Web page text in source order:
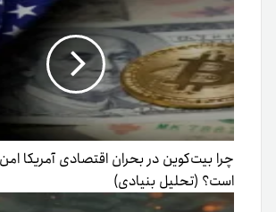
چرا بیت‌کوین در بحران اقتصادی آمریکا
است؟ (تحلیل بنیادی)